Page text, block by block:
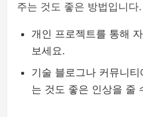
주는 것도 좋은 방법입니다.
개인 프로젝트를 통해
보세요.
기술 블로그나 커뮤니
는 것도 좋은 인상을 줄